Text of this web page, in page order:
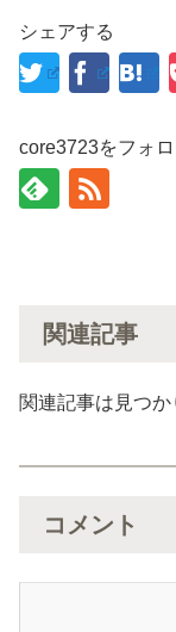
シェアする
core3723をフォ
関連記事
関連記事は見つか
コメント